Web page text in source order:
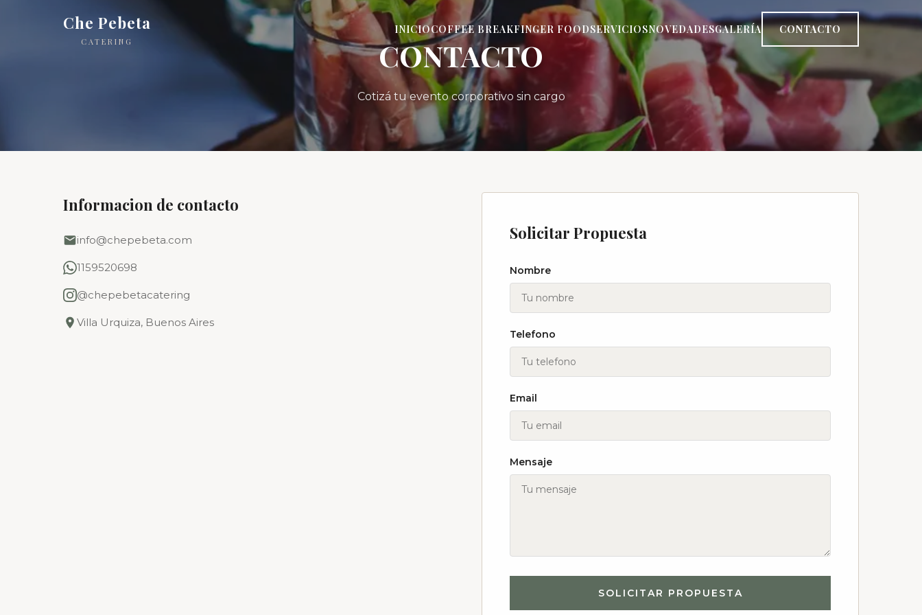
Che Pebeta
CATERING
INICIOCOFFEE BREAKFINGER FOODSERVICIOSNOVEDADESGALERÍA CONTACTO
CONTACTO
Cotizá tu evento corporativo sin cargo
Informacion de contacto
info@chepebeta.com
1159520698
@chepebetacatering
Villa Urquiza, Buenos Aires
Solicitar Propuesta
Nombre
Telefono
Email
Mensaje
SOLICITAR PROPUESTA